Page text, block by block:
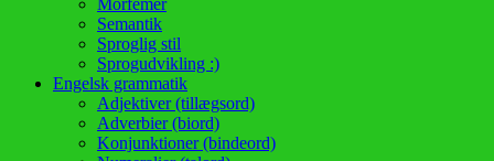
Semantik
Sproglig stil
Sprogudvikling :)
Engelsk grammatik
Adjektiver (tillægsord)
Adverbier (biord)
Konjunktioner (bindeord)